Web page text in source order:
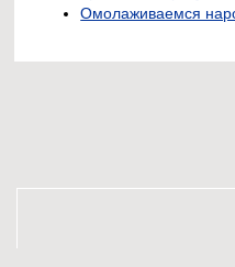
Омолаживаемся